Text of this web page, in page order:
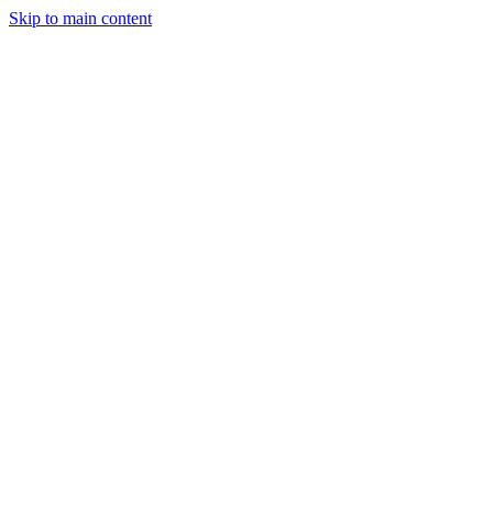
Skip to main content